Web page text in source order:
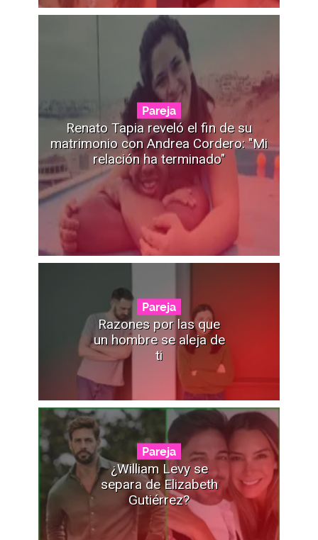
Pareja
Renato Tapia reveló el fin de su
matrimonio con Andrea Cordero: "Mi
relación ha terminado"
Pareja
Razones por las que
un hombre se aleja de
ti
Pareja
¿William Levy se
separa de Elizabeth
Gutiérrez?